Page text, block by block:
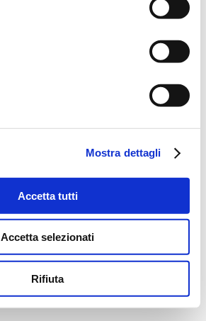
Mostra dettagli
Accetta tutti
Accetta selezionati
Rifiuta